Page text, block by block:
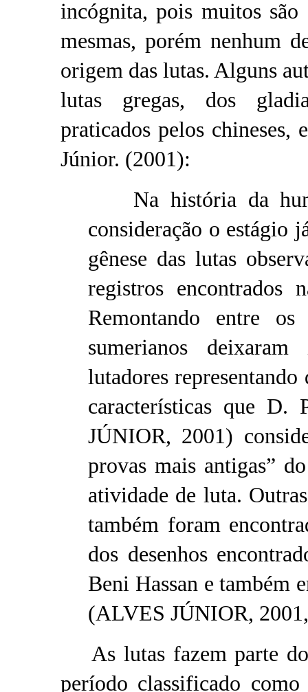
incógnita, pois muitos
mesmas, porém nenhum
origem das lutas. Alguns
lutas gregas, dos
praticados pelos chineses,
Júnior. (2001):
Na história da
consideração o estágio
gênese das lutas
registros encontrados
Remontando entre
sumerianos
lutadores
características que
JÚNIOR, 2001)
provas mais antigas”
atividade de luta.
também foram
dos desenhos
Beni Hassan e também
(ALVES JÚNIOR,
As lutas fazem parte do
período classificado